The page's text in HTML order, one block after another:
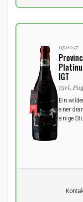
0511047
IGT
75cl,
Ein
einer
einige